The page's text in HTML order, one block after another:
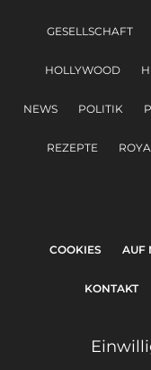
GESELLSCHAFT
HOLLYWOOD
NEWS POLITIK
REZEPTE
COOKIES AUF
KONTAKT